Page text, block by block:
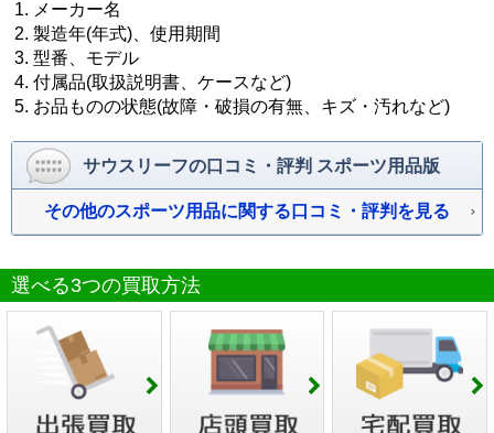
メーカー名
製造年(年式)、使用期間
型番、モデル
付属品(取扱説明書、ケースなど)
お品ものの状態(故障・破損の有無、キズ・汚れなど)
サウスリーフの口コミ・評判 スポーツ用品版
その他のスポーツ用品に関する口コミ・評判を見る
選べる3つの買取方法